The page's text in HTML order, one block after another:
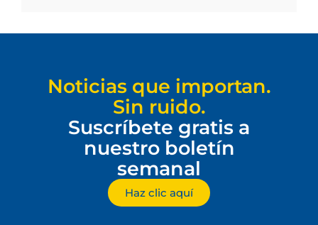
Noticias que importan.
Sin ruido.
Suscríbete gratis a
nuestro boletín
semanal
Haz clic aquí